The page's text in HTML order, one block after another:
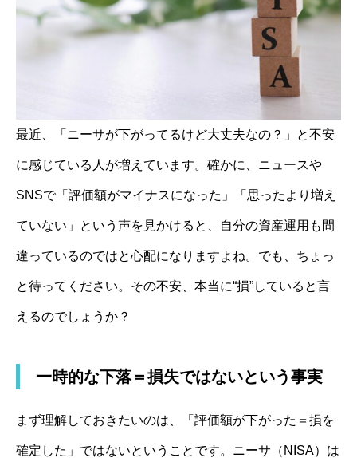
最近、「ニーサが下がってるけど大丈夫なの？」と不安
に感じている人が増えています。確かに、ニュースや
SNSで「評価額がマイナスになった」「思ったより増え
ていない」という声を見かけると、自分の資産運用も間
違っているのではと心配になりますよね。でも、ちょっ
と待ってください。その不安、本当に“損”していると言
えるのでしょうか？
一時的な下落＝損失ではないという事実
まず理解しておきたいのは、「評価額が下がった＝損を
確定した」ではないということです。ニーサ（NISA）は